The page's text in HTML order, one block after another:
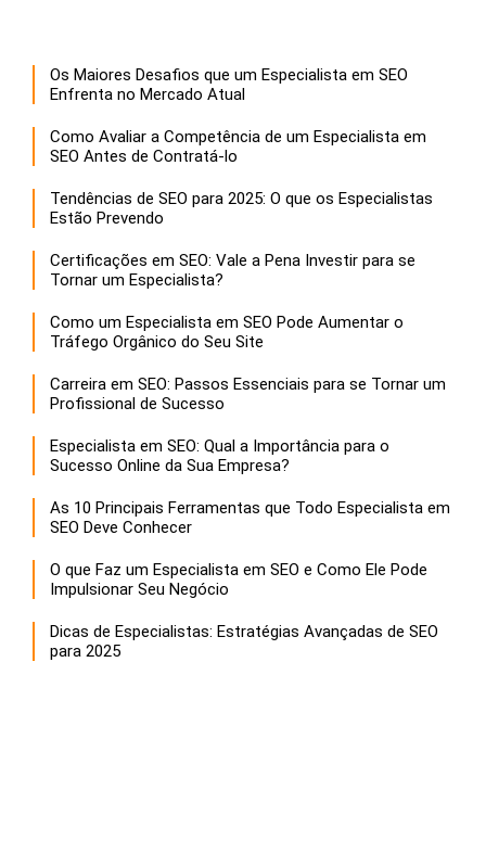
Os Maiores Desafios que um Especialista em SEO
Enfrenta no Mercado Atual
Como Avaliar a Competência de um Especialista em
SEO Antes de Contratá-lo
Tendências de SEO para 2025: O que os Especialistas
Estão Prevendo
Certificações em SEO: Vale a Pena Investir para se
Tornar um Especialista?
Como um Especialista em SEO Pode Aumentar o
Tráfego Orgânico do Seu Site
Carreira em SEO: Passos Essenciais para se Tornar um
Profissional de Sucesso
Especialista em SEO: Qual a Importância para o
Sucesso Online da Sua Empresa?
As 10 Principais Ferramentas que Todo Especialista em
SEO Deve Conhecer
O que Faz um Especialista em SEO e Como Ele Pode
Impulsionar Seu Negócio
Dicas de Especialistas: Estratégias Avançadas de SEO
para 2025